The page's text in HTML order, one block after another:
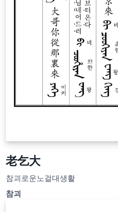
老乞大
참괴로운노걸대생활
참괴